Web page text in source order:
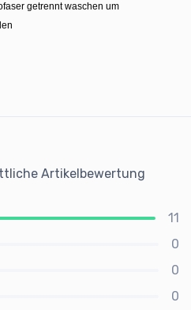
getrennt waschen um
Artikelbewertung
11
0
0
0